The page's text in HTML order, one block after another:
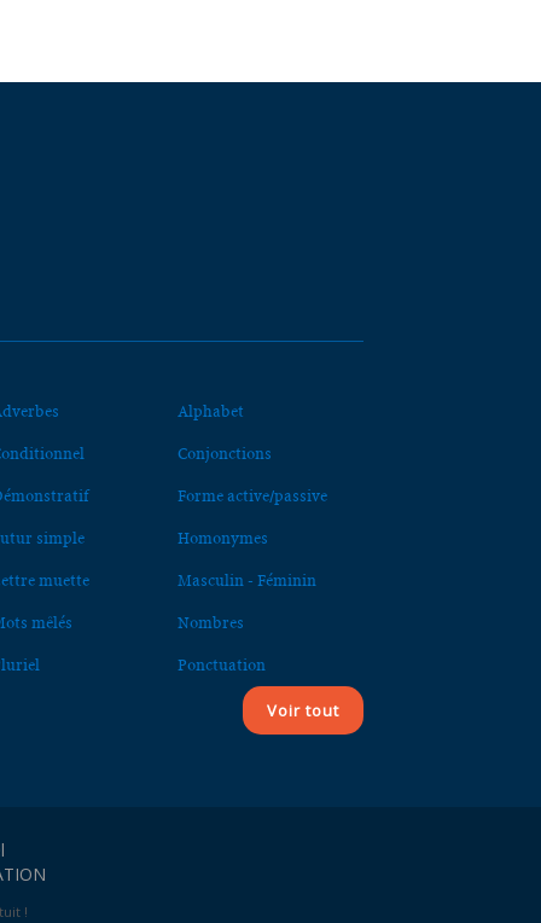
Alphabet
Conjonctions
Forme active/passive
simple Homonymes
muette Masculin - Féminin
mêlés Nombres
Ponctuation
Voir tout
!